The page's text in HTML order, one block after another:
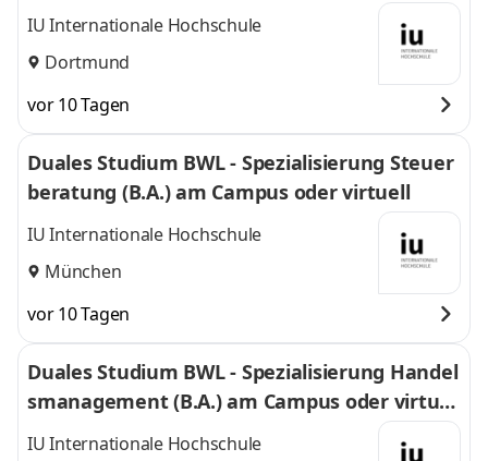
l
IU Internationale Hochschule
Dortmund
vor 10 Tagen
Duales Studium BWL - Spezialisierung Steuer
beratung (B.A.) am Campus oder virtuell
IU Internationale Hochschule
München
vor 10 Tagen
Duales Studium BWL - Spezialisierung Handel
smanagement (B.A.) am Campus oder virtuel
l
IU Internationale Hochschule